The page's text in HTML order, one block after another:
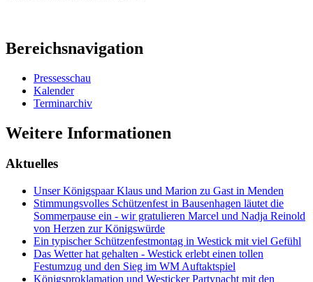
Bereichsnavigation
Pressesschau
Kalender
Terminarchiv
Weitere Informationen
Aktuelles
Unser Königspaar Klaus und Marion zu Gast in Menden
Stimmungsvolles Schützenfest in Bausenhagen läutet die
Sommerpause ein - wir gratulieren Marcel und Nadja Reinold
von Herzen zur Königswürde
Ein typischer Schützenfestmontag in Westick mit viel Gefühl
Das Wetter hat gehalten - Westick erlebt einen tollen
Festumzug und den Sieg im WM Auftaktspiel
Königsproklamation und Westicker Partynacht mit den